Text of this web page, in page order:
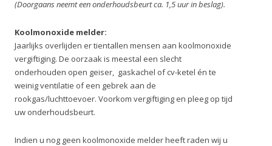
(Doorgaans neemt een onderhoudsbeurt ca. 1,5 uur in beslag).
Koolmonoxide melder:
Jaarlijks overlijden er tientallen mensen aan koolmonoxide
vergiftiging. De oorzaak is meestal een slecht
onderhouden open geiser, gaskachel of cv-ketel én te
weinig ventilatie of een gebrek aan de
rookgas/luchttoevoer. Voorkom vergiftiging en pleeg op tijd
uw onderhoudsbeurt.
Indien u nog geen koolmonoxide melder heeft raden wij u